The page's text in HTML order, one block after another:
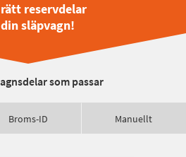
reservdelar
släpvagn!
som passar
Broms-ID Manuellt